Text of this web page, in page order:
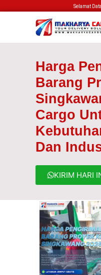
Selamat
Harga
Barang
Cargo
Dan
KIRIM HARI